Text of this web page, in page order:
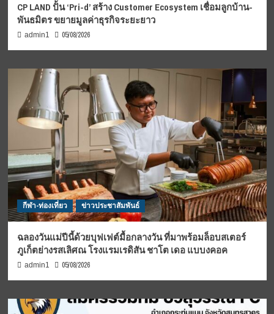
CP LAND ปั้น ‘Pri-d’ สร้าง Customer Ecosystem เชื่อมลูกบ้าน-
พันธมิตร ขยายมูลค่าธุรกิจระยะยาว
admin1 05/08/2026
กีฬา-ท่องเที่ยว ข่าวประชาสัมพันธ์
ฉลองวันแม่ปีนี้ด้วยบุฟเฟต์มื้อกลางวัน ที่มาพร้อมล็อบสเตอร์
ภูเก็ตย่างรสเลิศณ โรงแรมเรดิสัน ชาโต เดอ แบบงคอค
admin1 05/08/2026